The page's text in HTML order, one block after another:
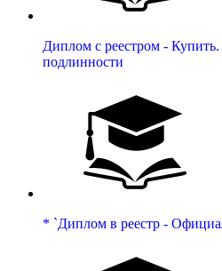
Диплом с реестром -
подлинности
* `Диплом в реестр -